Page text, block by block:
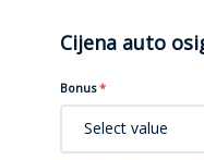
Cijena auto
Bonus *
Select value